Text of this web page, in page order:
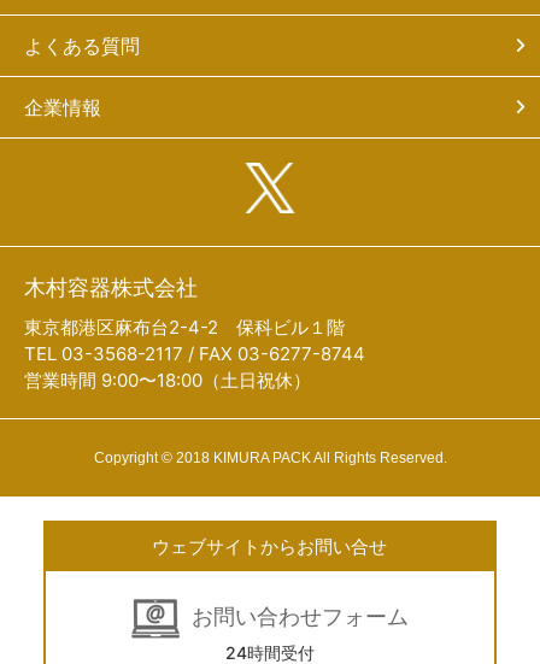
よくある質問
企業情報
木村容器株式会社
東京都港区麻布台2-4-2 保科ビル１階
TEL 03-3568-2117 / FAX 03-6277-8744
営業時間 9:00〜18:00（土日祝休）
Copyright © 2018 KIMURA PACK All Rights Reserved.
ウェブサイトからお問い合せ
お問い合わせフォーム
24時間受付